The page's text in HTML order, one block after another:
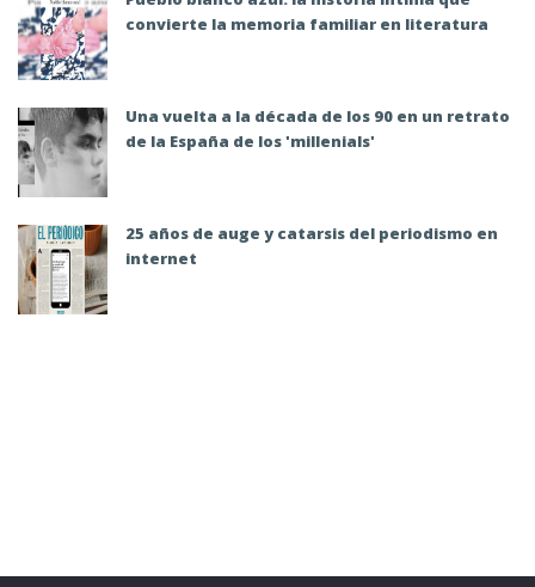
convierte la memoria familiar en literatura
Una vuelta a la década de los 90 en un retrato
de la España de los 'millenials'
25 años de auge y catarsis del periodismo en
internet